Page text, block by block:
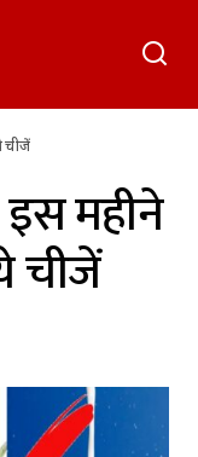
खाएं ये चीजें
चीजें
महीने
चीजें